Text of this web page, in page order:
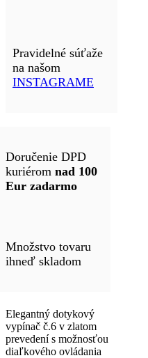
Pravidelné súťaže
na našom
INSTAGRAME
Doručenie DPD
kuriérom nad 100
Eur zadarmo
Množstvo tovaru
ihneď skladom
Elegantný dotykový
vypínač č.6 v zlatom
prevedení s možnosťou
diaľkového ovládania